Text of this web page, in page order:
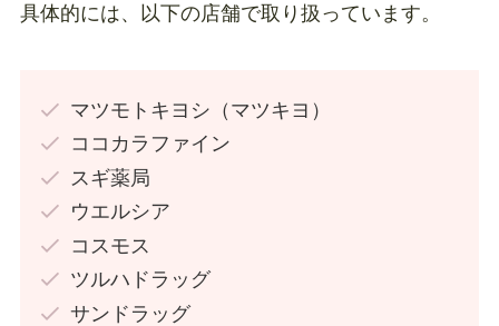
具体的には、以下の店舗で取り扱っています。
マツモトキヨシ（マツキヨ）
ココカラファイン
スギ薬局
ウエルシア
コスモス
ツルハドラッグ
サンドラッグ